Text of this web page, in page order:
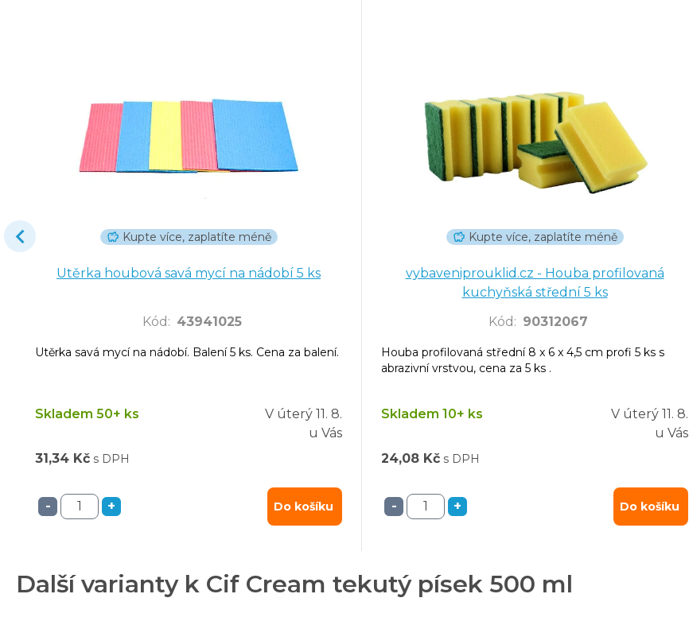
Kupte více, zaplatíte méně
Utěrka houbová savá mycí na nádobí 5 ks
Kód : 43941025
Utěrka savá mycí na nádobí. Balení 5 ks. Cena za balení.
Skladem 50+ ks V úterý 11. 8.
u Vás
31,34 Kč s DPH
- + Do košíku
Kupte více, zaplatíte méně
vybaveniprouklid.cz - Houba profilovaná
kuchyňská střední 5 ks
Kód : 90312067
Houba profilovaná střední 8 x 6 x 4,5 cm profi 5 ks s
abrazivní vrstvou, cena za 5 ks .
Skladem 10+ ks V úterý 11. 8.
u Vás
24,08 Kč s DPH
- + Do košíku
Další varianty k Cif Cream tekutý písek 500 ml